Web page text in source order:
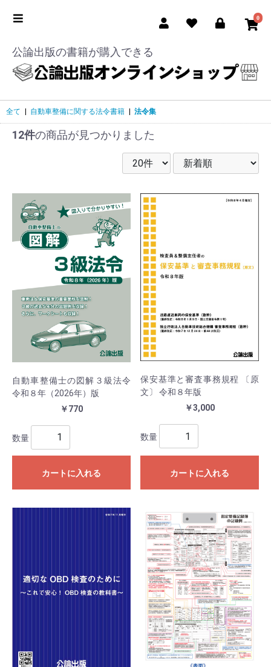
0
公論出版の書籍が購入できる
全て 自動車整備に関する法令書籍 法令集
12件の商品が見つかりました
自動車整備士の図解３級法令
令和８年（2026年）版
￥770
数量
カートに入れる
保安基準と審査事務規程 〔原
文〕 令和８年版
￥3,000
数量
カートに入れる